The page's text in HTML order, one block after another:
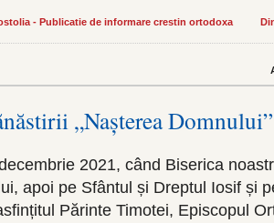
- Publicatie de informare crestin ortodoxa
„Nașterea
2021, când Biserica
apoi pe Sfântul și Dreptul Iosif și
Părinte Timotei, Episcopul